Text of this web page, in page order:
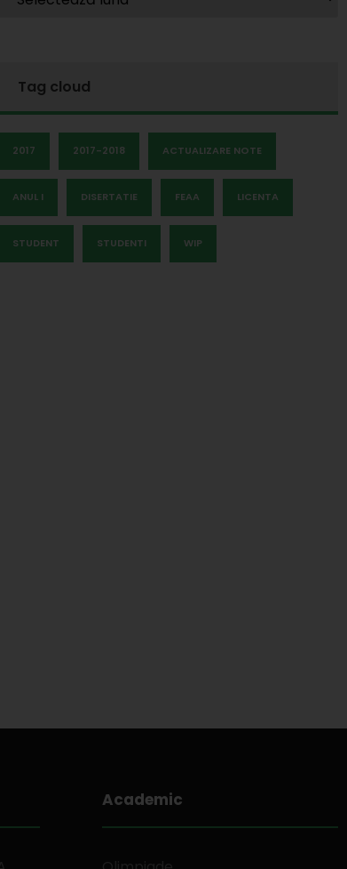
Tag cloud
2017 2017-2018 ACTUALIZARE NOTE
ANUL I DISERTATIE FEAA LICENTA
STUDENT STUDENTI WIP
Academic